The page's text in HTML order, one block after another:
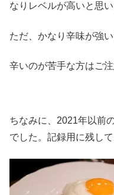
なりレベルが高いと思い
ただ、かなり辛味が強
辛いのが苦手な方はご注
ちなみに、2021年以前
でした。記録用に残して